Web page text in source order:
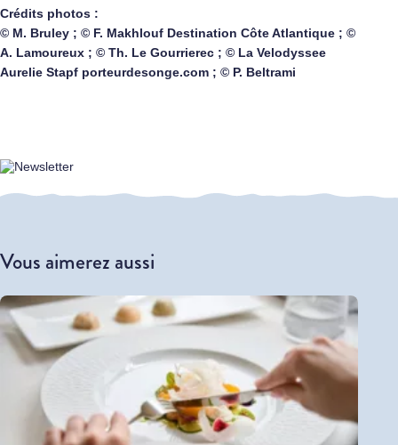
Crédits photos :
© M. Bruley ; © F. Makhlouf Destination Côte Atlantique ; ©
A. Lamoureux ; © Th. Le Gourrierec ; © La Velodyssee
Aurelie Stapf porteurdesonge.com ; © P. Beltrami
Vous aimerez aussi